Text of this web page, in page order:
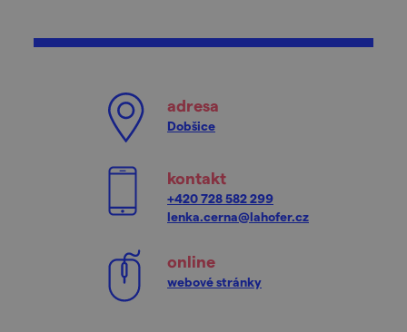
adresa
Dobšice
kontakt
+420 728 582 299
lenka.cerna@lahofer.cz
online
webové stránky